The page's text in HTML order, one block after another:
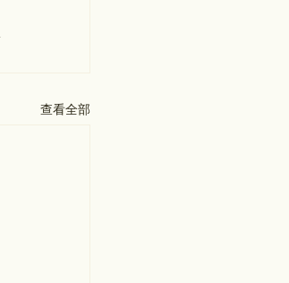
查看全部